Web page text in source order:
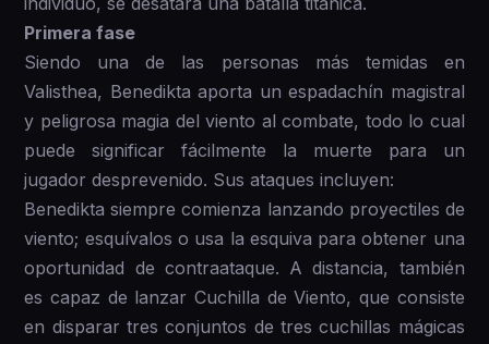
Primera fase
Siendo una de las personas más temidas en
Valisthea, Benedikta aporta un espadachín magistral
y peligrosa magia del viento al combate, todo lo cual
puede significar fácilmente la muerte para un
jugador desprevenido. Sus ataques incluyen:
Benedikta siempre comienza lanzando proyectiles de
viento; esquívalos o usa la esquiva para obtener una
oportunidad de contraataque. A distancia, también
es capaz de lanzar Cuchilla de Viento, que consiste
en disparar tres conjuntos de tres cuchillas mágicas